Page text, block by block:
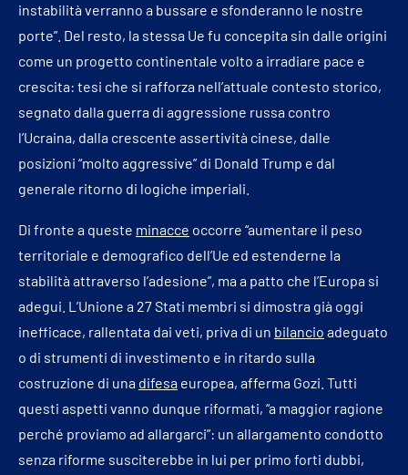
instabilità verranno a bussare e sfonderanno le nostre
porte”. Del resto, la stessa Ue fu concepita sin dalle origini
come un progetto continentale volto a irradiare pace e
crescita: tesi che si rafforza nell’attuale contesto storico,
segnato dalla guerra di aggressione russa contro
l’Ucraina, dalla crescente assertività cinese, dalle
posizioni “molto aggressive” di Donald Trump e dal
generale ritorno di logiche imperiali.
Di fronte a queste minacce occorre “aumentare il peso
territoriale e demografico dell’Ue ed estenderne la
stabilità attraverso l’adesione”, ma a patto che l’Europa si
adegui. L’Unione a 27 Stati membri si dimostra già oggi
inefficace, rallentata dai veti, priva di un bilancio adeguato
o di strumenti di investimento e in ritardo sulla
costruzione di una difesa europea, afferma Gozi. Tutti
questi aspetti vanno dunque riformati, “a maggior ragione
perché proviamo ad allargarci”: un allargamento condotto
senza riforme susciterebbe in lui per primo forti dubbi,